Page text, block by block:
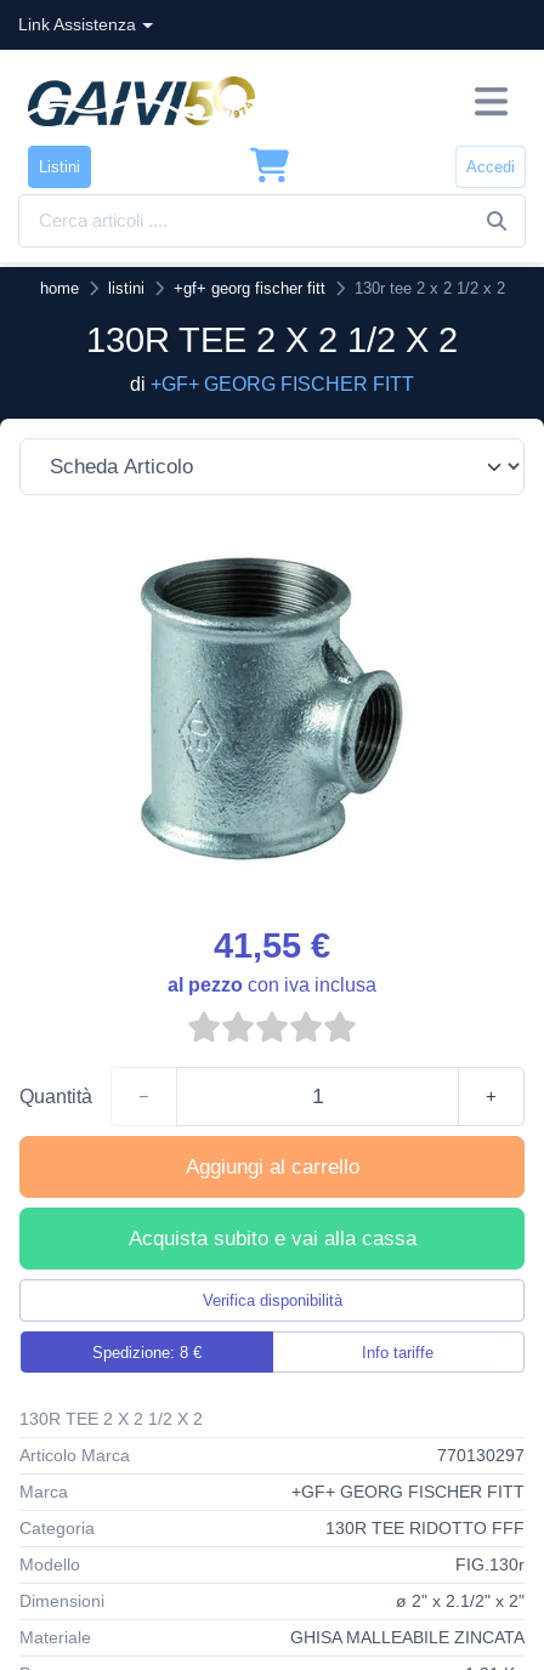
Link Assistenza
Listini Accedi
home listini +gf+ georg fischer fitt 130r tee 2 x 2 1/2 x 2
130R TEE 2 X 2 1/2 X 2
di +GF+ GEORG FISCHER FITT
41,55 €
al pezzo con iva inclusa
Quantità − +
Aggiungi al carrello
Acquista subito e vai alla cassa
Verifica disponibilità
Spedizione: 8 € Info tariffe
130R TEE 2 X 2 1/2 X 2
Articolo Marca
770130297
Marca
+GF+ GEORG FISCHER FITT
Categoria
130R TEE RIDOTTO FFF
Modello
FIG.130r
Dimensioni
ø 2" x 2.1/2" x 2"
Materiale
GHISA MALLEABILE ZINCATA